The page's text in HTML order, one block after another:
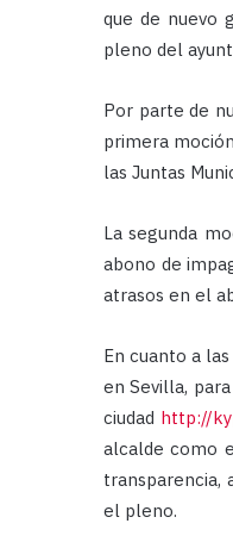
que de nuevo
pleno del
Por parte de
primera
las Juntas
La segunda
abono de
atrasos en el
En cuanto a
en Sevilla,
ciudad http://
alcalde como
transparencia,
el pleno.